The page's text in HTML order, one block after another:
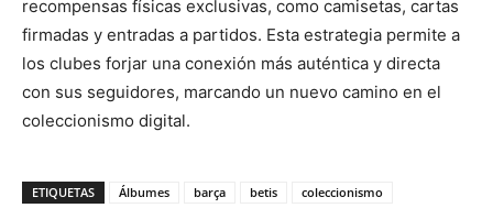
recompensas físicas exclusivas, como camisetas, cartas
firmadas y entradas a partidos. Esta estrategia permite a
los clubes forjar una conexión más auténtica y directa
con sus seguidores, marcando un nuevo camino en el
coleccionismo digital.
ETIQUETAS Álbumes barça betis
coleccionismo